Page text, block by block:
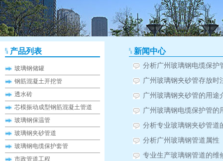
产品列表
玻璃钢储罐
钢筋混凝土开挖管
透水砖
芯模振动成型钢筋混凝土管道
玻璃钢保温管
玻璃钢夹砂管道
玻璃钢电缆保护套管
市政管道工程
新闻中心
分析广州玻璃钢电缆保护
广州玻璃钢夹砂管存放时
广州玻璃钢夹砂管的用途
广州玻璃钢电缆保护管的
分析专业玻璃钢夹砂管道
分析广州玻璃钢管道属性
专业生产玻璃钢管道的维